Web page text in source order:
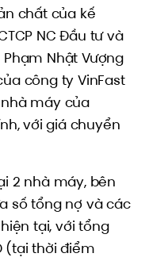
chất của kế
NC Đầu tư và
Nhật Vượng
công ty VinFast
máy của
với giá chuyển
2 nhà máy, bên
số tổng nợ và các
tại, với tổng
(tại thời điểm